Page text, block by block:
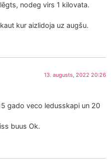
nodeg virs 1 kilovata.
kur aizlidoja uz augšu.
13. augusts, 2022 20:26
gado veco ledusskapi un 20
buus Ok.